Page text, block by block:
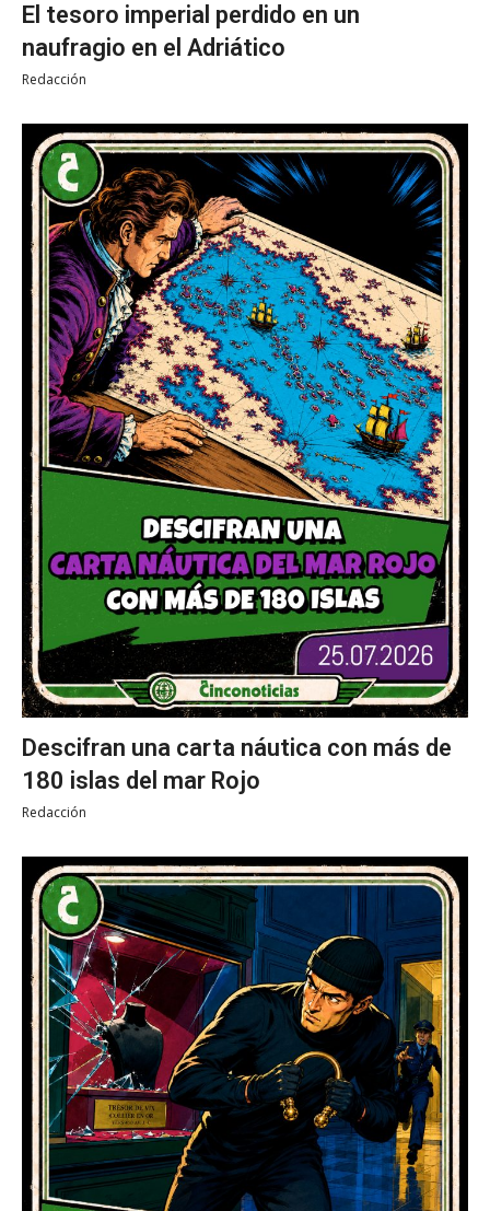
El tesoro imperial perdido en un
naufragio en el Adriático
Redacción
Descifran una carta náutica con más de
180 islas del mar Rojo
Redacción